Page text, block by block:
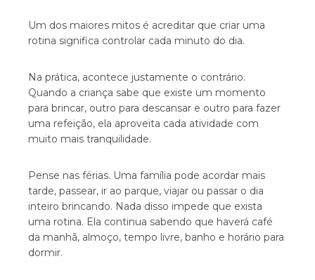
Um dos maiores mitos é acreditar que criar uma
rotina significa controlar cada minuto do dia.
Na prática, acontece justamente o contrário.
Quando a criança sabe que existe um momento
para brincar, outro para descansar e outro para fazer
uma refeição, ela aproveita cada atividade com
muito mais tranquilidade.
Pense nas férias. Uma família pode acordar mais
tarde, passear, ir ao parque, viajar ou passar o dia
inteiro brincando. Nada disso impede que exista
uma rotina. Ela continua sabendo que haverá café
da manhã, almoço, tempo livre, banho e horário para
dormir.